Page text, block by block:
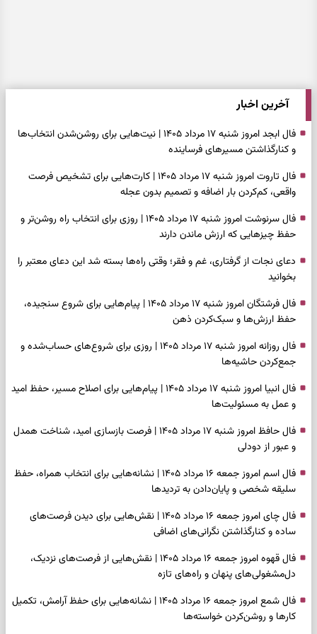
آخرین اخبار
فال ابجد امروز شنبه ۱۷ مرداد ۱۴۰۵ | نیت‌هایی برای روشن‌شدن انتخاب‌ها
و کنارگذاشتن مسیرهای فرساینده
فال تاروت امروز شنبه ۱۷ مرداد ۱۴۰۵ | کارت‌هایی برای تشخیص فرصت
واقعی، کم‌کردن بار اضافه و تصمیم بدون عجله
فال سرنوشت امروز شنبه ۱۷ مرداد ۱۴۰۵ | روزی برای انتخاب راه روشن‌تر و
حفظ چیزهایی که ارزش ماندن دارند
دعای نجات از گرفتاری، غم و فقر؛ وقتی راه‌ها بسته شد این دعای معتبر را
بخوانید
فال فرشتگان امروز شنبه ۱۷ مرداد ۱۴۰۵ | پیام‌هایی برای شروع سنجیده،
حفظ ارزش‌ها و سبک‌کردن ذهن
فال روزانه امروز شنبه ۱۷ مرداد ۱۴۰۵ | روزی برای شروع‌های حساب‌شده و
جمع‌کردن حاشیه‌ها
فال انبیا امروز شنبه ۱۷ مرداد ۱۴۰۵ | پیام‌هایی برای اصلاح مسیر، حفظ امید
و عمل به مسئولیت‌ها
فال حافظ امروز شنبه ۱۷ مرداد ۱۴۰۵ | فرصت بازسازی امید، شناخت همدل
و عبور از دودلی
فال اسم امروز جمعه ۱۶ مرداد ۱۴۰۵ | نشانه‌هایی برای انتخاب همراه، حفظ
سلیقه شخصی و پایان‌دادن به تردیدها
فال چای امروز جمعه ۱۶ مرداد ۱۴۰۵ | نقش‌هایی برای دیدن فرصت‌های
ساده و کنارگذاشتن نگرانی‌های اضافی
فال قهوه امروز جمعه ۱۶ مرداد ۱۴۰۵ | نقش‌هایی از فرصت‌های نزدیک،
دل‌مشغولی‌های پنهان و راه‌های تازه
فال شمع امروز جمعه ۱۶ مرداد ۱۴۰۵ | نشانه‌هایی برای حفظ آرامش، تکمیل
کارها و روشن‌کردن خواسته‌ها